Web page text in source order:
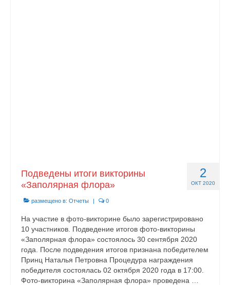
2
ОКТ 2020
Подведены итоги викторины
«Заполярная флора»
размещено в: Отчеты | 0
На участие в фото-викторине было зарегистрировано
10 участников. Подведение итогов фото-викторины
«Заполярная флора» состоялось 30 сентября 2020
года. После подведения итогов признана победителем
Принц Наталья Петровна Процедура награждения
победителя состоялась 02 октября 2020 года в 17:00.
Фото-викторина «Заполярная флора» проведена …